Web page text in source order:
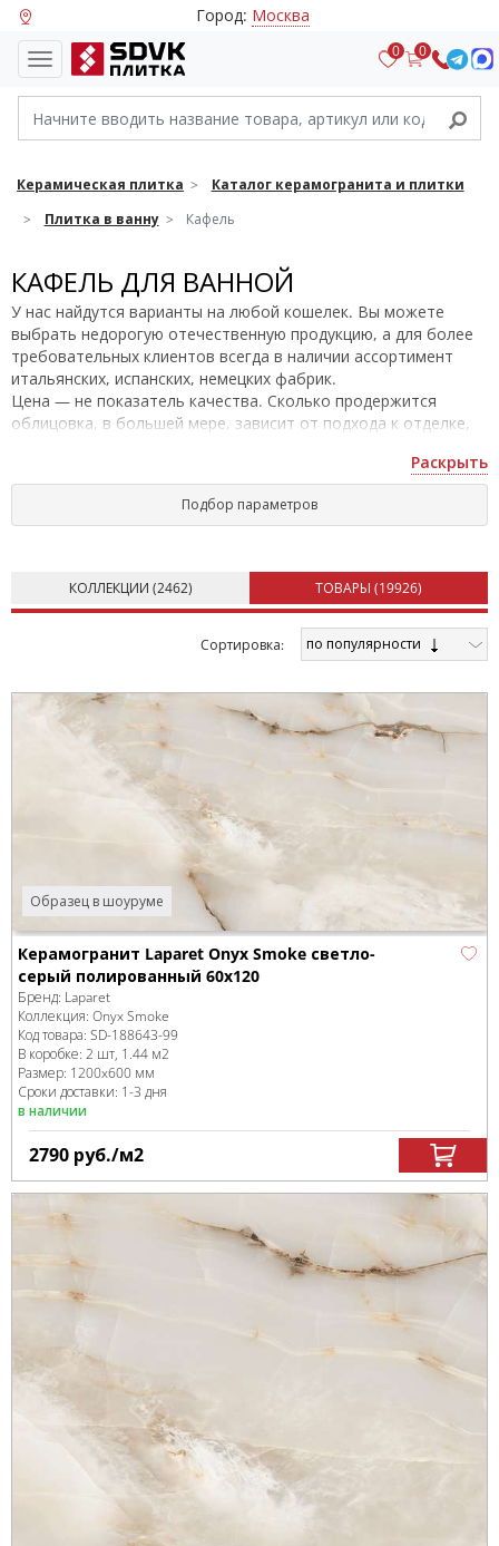
Город: Москва
0 0
Керамическая плитка
Каталог керамогранита и плитки
Плитка в ванну
Кафель
КАФЕЛЬ ДЛЯ ВАННОЙ
У нас найдутся варианты на любой кошелек. Вы можете
выбрать недорогую отечественную продукцию, а для более
требовательных клиентов всегда в наличии ассортимент
итальянских, испанских, немецких фабрик.
Цена — не показатель качества. Сколько продержится
облицовка, в большей мере, зависит от подхода к отделке,
стесняйтесь попросить консультанта подобрать вам изделия
под бюджет или выбирайте самостоятельно, настроив
фильтрацию в каталоге сайта.
Раскрыть
Подбор параметров
КОЛЛЕКЦИИ (2462) ТОВАРЫ (19926)
Cортировка: по популярности
Образец в шоуруме
Керамогранит Laparet Onyx Smoke светло-
серый полированный 60x120
Бренд: Laparet
Коллекция: Onyx Smoke
Код товара: SD-188643-99
В коробке: 2 шт, 1.44 м2
Размер: 1200x600 мм
Сроки доставки: 1-3 дня
в наличии
2790 руб./м2